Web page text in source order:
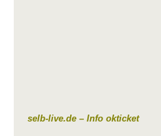
selb-live.de – Info okticket